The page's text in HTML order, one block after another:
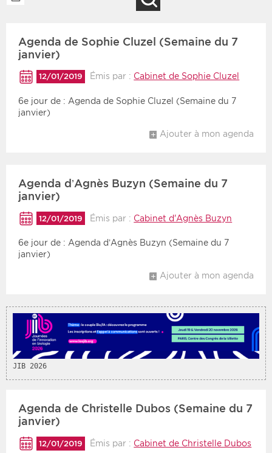
Rendez-vous des 7
prochains jours
Communiqués des 10
derniers jours
Recherche par mots clés
Type d'information
Rendez-vous
Les deux
Protection sociale
Sanitaire
Médico-social
Choisir une zone
Période
Inversé
Agenda de Sophie Cluzel (Semaine du 7
janvier)
12/01/2019 Émis par : Cabinet de Sophie Cluzel
6e jour de : Agenda de Sophie Cluzel (Semaine du 7
janvier)
Ajouter à mon agenda
Agenda d’Agnès Buzyn (Semaine du 7
janvier)
12/01/2019 Émis par : Cabinet d'Agnès Buzyn
6e jour de : Agenda d’Agnès Buzyn (Semaine du 7
janvier)
Ajouter à mon agenda
JIB 2026
Agenda de Christelle Dubos (Semaine du 7
janvier)
12/01/2019 Émis par : Cabinet de Christelle Dubos